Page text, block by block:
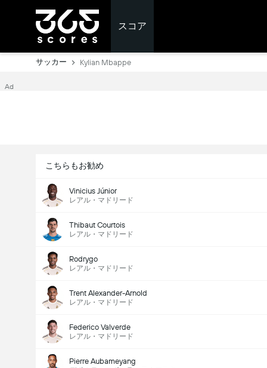
スコア
サッカー Kylian Mbappe
Ad
こちらもお勧め
Vinicius Júnior
レアル・マドリード
Thibaut Courtois
レアル・マドリード
Rodrygo
レアル・マドリード
Trent Alexander-Arnold
レアル・マドリード
Federico Valverde
レアル・マドリード
Pierre Aubameyang